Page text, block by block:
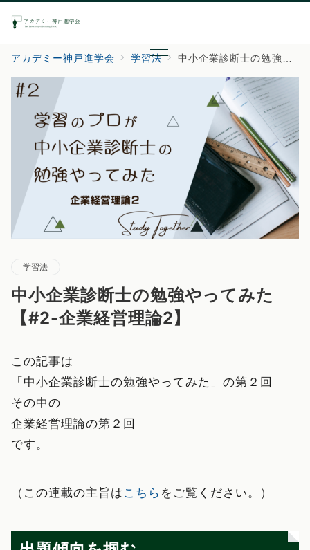
アカデミー神戸進学会 学習法 中小企業診断士の勉強やってみた【#2-企業経営理論2】
学習法
中小企業診断士の勉強やってみた
【#2-企業経営理論2】
この記事は
「中小企業診断士の勉強やってみた」の第２回
その中の
企業経営理論の第２回
です。
（この連載の主旨は こちら をご覧ください。）